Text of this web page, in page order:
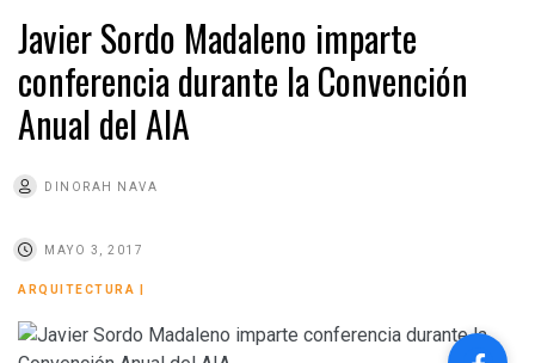
Javier Sordo Madaleno imparte
conferencia durante la Convención
Anual del AIA
DINORAH NAVA
MAYO 3, 2017
ARQUITECTURA